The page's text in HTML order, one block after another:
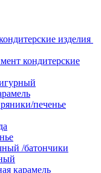
изделия
кондитерские
печенье
/батончики
карамель